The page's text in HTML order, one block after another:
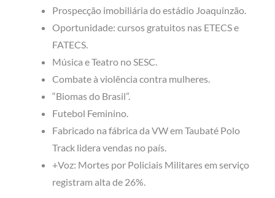
Prospecção imobiliária do estádio Joaquinzão.
Oportunidade: cursos gratuitos nas ETECS e
FATECS.
Música e Teatro no SESC.
Combate à violência contra mulheres.
“Biomas do Brasil”.
Futebol Feminino.
Fabricado na fábrica da VW em Taubaté Polo
Track lidera vendas no país.
+Voz: Mortes por Policiais Militares em serviço
registram alta de 26%.